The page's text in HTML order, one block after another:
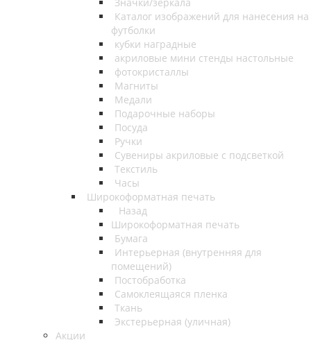
Каталог изображений для нанесения на
футболки
кубки наградные
акриловые мини стенды настольные
фотокристаллы
Магниты
Медали
Подарочные наборы
Посуда
Ручки
Сувениры акриловые с подсветкой
Текстиль
Часы
Широкоформатная печать
Назад
Широкоформатная печать
Бумага
Интерьерная (внутренняя для
помещений)
Постобработка
Самоклеящаяся пленка
Ткань
Экстерьерная (уличная)
Акции